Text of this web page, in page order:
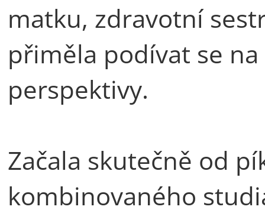
matku, zdravotní
přiměla podívat se
perspektivy.
Začala skutečně od
kombinovaného